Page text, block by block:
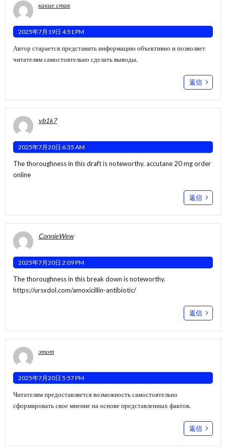
какие став
2025年7月19日 4:51 PM
Автор старается представить информацию объективно и позволяет
читателям самостоятельно сделать выводы.
返信
vb1k7
2025年7月20日 6:35 AM
The thoroughness in this draft is noteworthy. accutane 20 mg order
online
返信
ConnieWew
2025年7月20日 2:09 PM
The thoroughness in this break down is noteworthy.
https://ursxdol.com/amoxicillin-antibiotic/
返信
этот
2025年7月20日 5:57 PM
Читателям предоставляется возможность самостоятельно
сформировать свое мнение на основе представленных фактов.
返信